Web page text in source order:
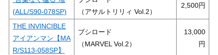
(ALL/S90-078SP)
（アサルトリリィ Vol.2）
2,500
THE INVINCIBLE
アイアンマン【MA
R/S113-058SP】
ブシロード
（MARVEL Vol.2）
13,000